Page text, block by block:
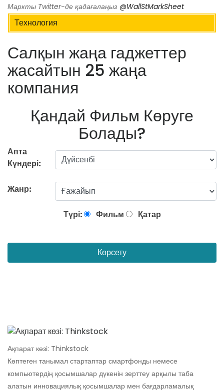
Маркты Twitter-де қадағалаңыз @WallStMarkSheet
Технология
Салқын жаңа гаджеттер
жасайтын 25 жаңа
компания
Қандай Фильм Көруге
Болады?
Апта
Күндері:
Жанр:
Түрі: Фильм Қатар
Көрсету
Ақпарат көзі: Thinkstock
Көптеген танымал стартаптар смартфонды немесе
компьютердің қосымшалар дүкенін зерттеу арқылы таба
алатын инновациялық қосымшалар мен бағдарламалық